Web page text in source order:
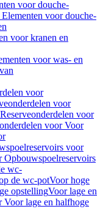
voor douche-
voor douche-
voor kranen en
voor was- en
voor
voor
Reserveonderdelen voor
voor Voor
voor
Opbouwspoelreservoirs
wc-
de wc-potVoor hoge
opstellingVoor lage en
Voor lage en halfhoge